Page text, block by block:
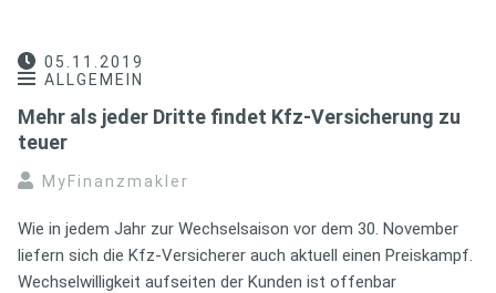
05.11.2019
ALLGEMEIN
Mehr als jeder Dritte findet Kfz-Versicherung zu
teuer
MyFinanzmakler
Wie in jedem Jahr zur Wechselsaison vor dem 30. November
liefern sich die Kfz-Versicherer auch aktuell einen Preiskampf.
Wechselwilligkeit aufseiten der Kunden ist offenbar